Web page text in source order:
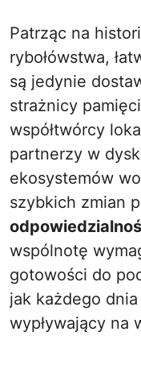
Patrząc na
rybołówstwa,
są jedynie
strażnicy
współtwórcy
partnerzy w
ekosystemów
szybkich zmian
wspólnotę
gotowości do
jak każdego
wypływający na